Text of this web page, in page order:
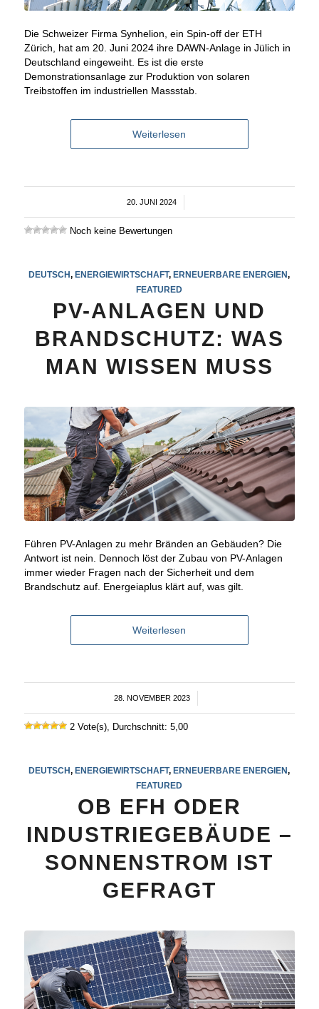
Die Schweizer Firma Synhelion, ein Spin-off der ETH
Zürich, hat am 20. Juni 2024 ihre DAWN-Anlage in Jülich in
Deutschland eingeweiht. Es ist die erste
Demonstrationsanlage zur Produktion von solaren
Treibstoffen im industriellen Massstab.
Weiterlesen
20. JUNI 2024
/
Noch keine Bewertungen
DEUTSCH, ENERGIEWIRTSCHAFT, ERNEUERBARE ENERGIEN,
FEATURED
PV-ANLAGEN UND
BRANDSCHUTZ: WAS
MAN WISSEN MUSS
Führen PV-Anlagen zu mehr Bränden an Gebäuden? Die
Antwort ist nein. Dennoch löst der Zubau von PV-Anlagen
immer wieder Fragen nach der Sicherheit und dem
Brandschutz auf. Energeiaplus klärt auf, was gilt.
Weiterlesen
28. NOVEMBER 2023
/
2 Vote(s), Durchschnitt: 5,00
DEUTSCH,ENERGIEWIRTSCHAFT,ERNEUERBARE ENERGIEN,
FEATURED
OB EFH ODER
INDUSTRIEGEBÄUDE –
SONNENSTROM IST
GEFRAGT